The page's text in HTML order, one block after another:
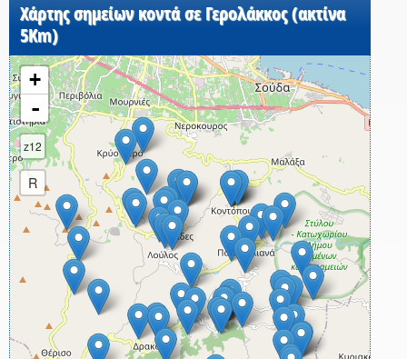
Χάρτης σημείων κοντά σε Γερολάκκος (ακτίνα
5Km)
+
-
z12
R